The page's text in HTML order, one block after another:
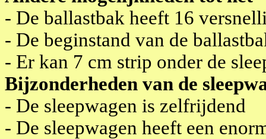
- De ballastbak heeft 16
- De beginstand van de
- Er kan 7 cm strip onder de
Bijzonderheden van de
- De sleepwagen is zelfrijdend
- De sleepwagen heeft een